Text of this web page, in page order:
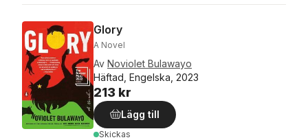
Glory
A Novel
Av Noviolet Bulawayo
Häftad, Engelska, 2023
213 kr
Lägg till
Skickas